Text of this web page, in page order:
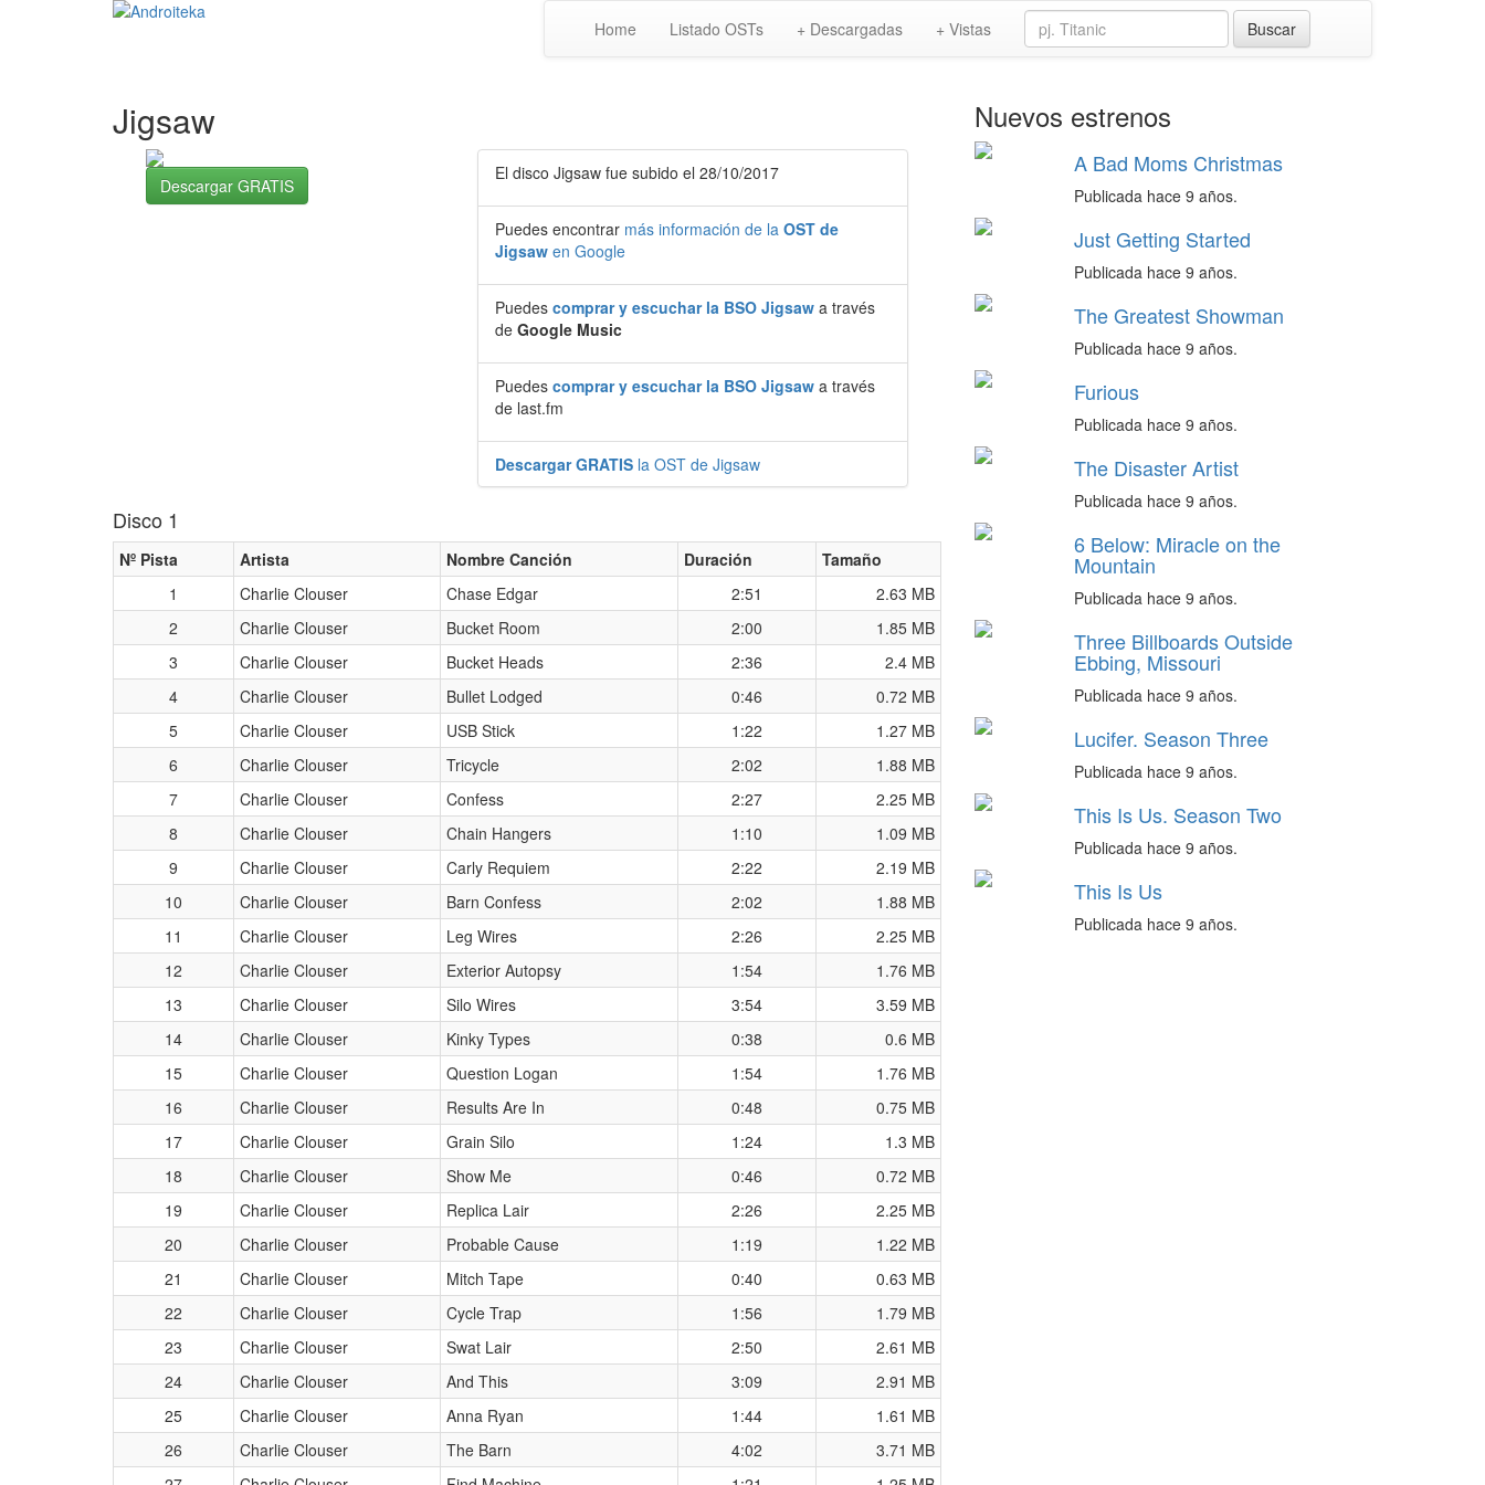
Home Listado OSTs + Descargadas + Vistas
Jigsaw
Descargar GRATIS
El disco Jigsaw fue subido el 28/10/2017
Puedes encontrar más información de la OST de
Jigsaw en Google
Puedes comprar y escuchar la BSO Jigsaw a través
de Google Music
Puedes comprar y escuchar la BSO Jigsaw a través
de last.fm
Descargar GRATIS la OST de Jigsaw
Disco 1
Nº Pista Artista Nombre Canción Duración
Tamaño
1
Charlie Clouser Chase Edgar 2:51
2.63 MB
2
Charlie Clouser Bucket Room 2:00
1.85 MB
3
Charlie Clouser Bucket Heads 2:36
2.4 MB
4
Charlie Clouser Bullet Lodged 0:46
0.72 MB
5
Charlie Clouser USB Stick 1:22
1.27 MB
6
Charlie Clouser Tricycle 2:02
1.88 MB
7
Charlie Clouser Confess 2:27
2.25 MB
8
Charlie Clouser Chain Hangers 1:10
1.09 MB
9
Charlie Clouser Carly Requiem 2:22
2.19 MB
10
Charlie Clouser Barn Confess 2:02
1.88 MB
11
Charlie Clouser Leg Wires 2:26
2.25 MB
12
Charlie Clouser Exterior Autopsy 1:54
1.76 MB
13
Charlie Clouser Silo Wires 3:54
3.59 MB
14
Charlie Clouser Kinky Types 0:38
0.6 MB
15
Charlie Clouser Question Logan 1:54
1.76 MB
16
Charlie Clouser Results Are In 0:48
0.75 MB
17
Charlie Clouser Grain Silo 1:24
1.3 MB
18
Charlie Clouser Show Me 0:46
0.72 MB
19
Charlie Clouser Replica Lair 2:26
2.25 MB
20
Charlie Clouser Probable Cause 1:19
1.22 MB
21
Charlie Clouser Mitch Tape 0:40
0.63 MB
22
Charlie Clouser Cycle Trap 1:56
1.79 MB
23
Charlie Clouser Swat Lair 2:50
2.61 MB
24
Charlie Clouser And This 3:09
2.91 MB
25
Charlie Clouser Anna Ryan 1:44
1.61 MB
26
Charlie Clouser The Barn 4:02
3.71 MB
Nuevos estrenos
A Bad Moms Christmas
Publicada hace 9 años.
Just Getting Started
Publicada hace 9 años.
The Greatest Showman
Publicada hace 9 años.
Furious
Publicada hace 9 años.
The Disaster Artist
Publicada hace 9 años.
6 Below: Miracle on the
Mountain
Publicada hace 9 años.
Three Billboards Outside
Ebbing, Missouri
Publicada hace 9 años.
Lucifer. Season Three
Publicada hace 9 años.
This Is Us. Season Two
Publicada hace 9 años.
This Is Us
Publicada hace 9 años.